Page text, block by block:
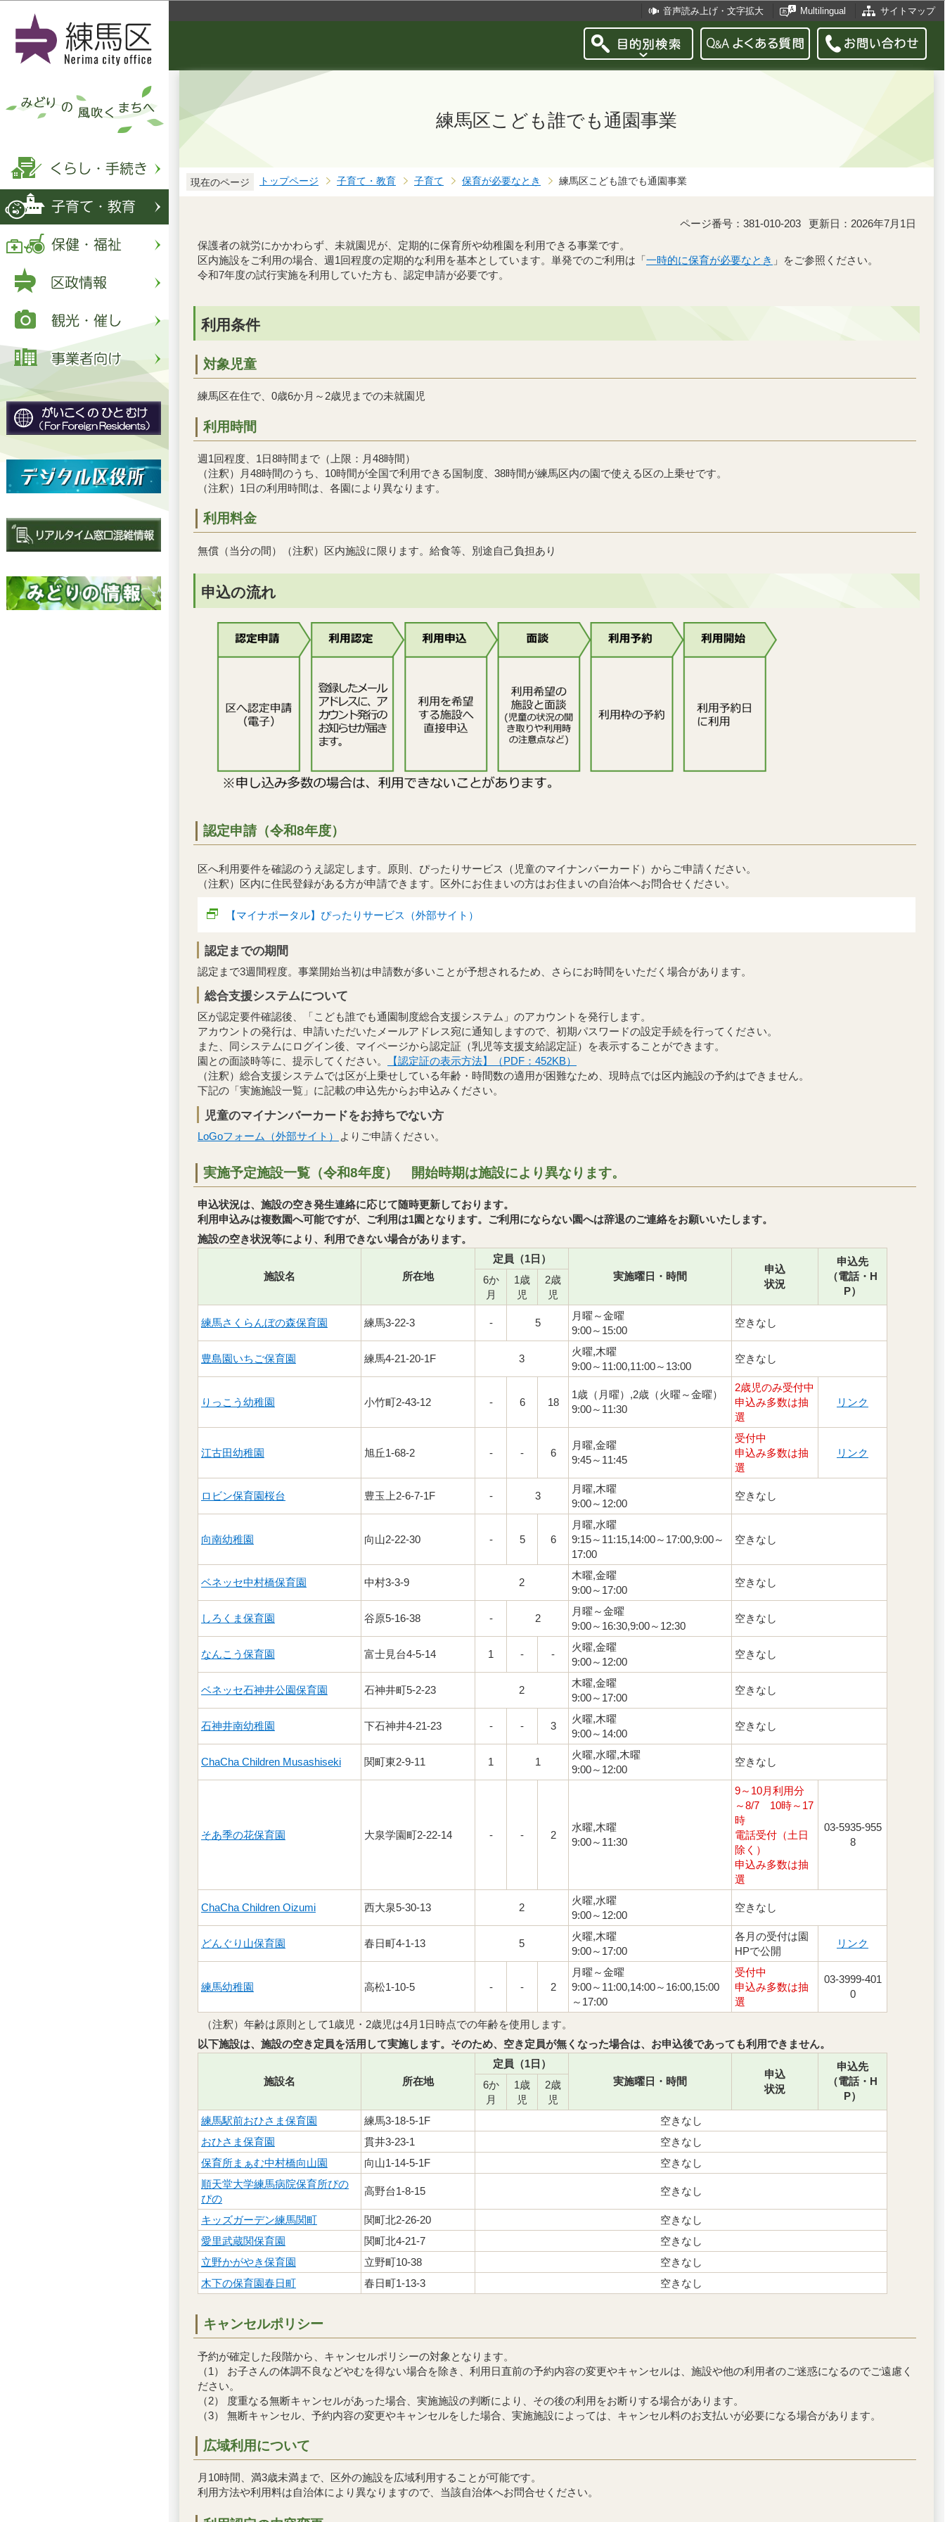
音声読み上げ・文字拡大 Multilingual サイトマップ
練馬区こども誰でも通園事業
現在のページ トップページ 子育て・教育 子育て 保育が必要なとき 練馬区こども誰でも通園事業
ページ番号：381-010-203
更新日：2026年7月1日
保護者の就労にかかわらず、未就園児が、定期的に保育所や幼稚園を利用できる事業です。
区内施設をご利用の場合、週1回程度の定期的な利用を基本としています。単発でのご利用は「一時的に保育が必要なとき 」をご参照ください。
令和7年度の試行実施を利用していた方も、認定申請が必要です。
利用条件
対象児童
練馬区在住で、0歳6か月～2歳児までの未就園児
利用時間
週1回程度、1日8時間まで（上限：月48時間）
（注釈）月48時間のうち、10時間が全国で利用できる国制度、38時間が練馬区内の園で使える区の上乗せです。
（注釈）1日の利用時間は、各園により異なります。
利用料金
無償（当分の間）（注釈）区内施設に限ります。給食等、別途自己負担あり
申込の流れ
認定申請（令和8年度）
区へ利用要件を確認のうえ認定します。原則、ぴったりサービス（児童のマイナンバーカード）からご申請ください。
（注釈）区内に住民登録がある方が申請できます。区外にお住まいの方はお住まいの自治体へお問合せください。
【マイナポータル】ぴったりサービス（外部サイト）
認定までの期間
認定まで3週間程度。事業開始当初は申請数が多いことが予想されるため、さらにお時間をいただく場合があります。
総合支援システムについて
区が認定要件確認後、「こども誰でも通園制度総合支援システム」のアカウントを発行します。
アカウントの発行は、申請いただいたメールアドレス宛に通知しますので、初期パスワードの設定手続を行ってください。
また、同システムにログイン後、マイページから認定証（乳児等支援支給認定証）を表示することができます。
園との面談時等に、提示してください。
【認定証の表示方法】（PDF：452KB）
（注釈）総合支援システムでは区が上乗せしている年齢・時間数の適用が困難なため、現時点では区内施設の予約はできません。
下記の「実施施設一覧」に記載の申込先からお申込みください。
児童のマイナンバーカードをお持ちでない方
LoGoフォーム（外部サイト） よりご申請ください。
実施予定施設一覧（令和8年度） 開始時期は施設により異なります。
申込状況は、施設の空き発生連絡に応じて随時更新しております。
利用申込みは複数園へ可能ですが、ご利用は1園となります。ご利用にならない園へは辞退のご連絡をお願いいたします。
施設の空き状況等により、利用できない場合があります。
施設名 所在地
定員（1日）
実施曜日・時間
申込
状況
申込先
（電話・H
P）
6か
月
1歳
児
2歳
児
練馬さくらんぼの森保育園 練馬3-22-3 - 5
月曜～金曜
9:00～15:00
空きなし
豊島園いちご保育園 練馬4-21-20-1F 3
火曜,木曜
9:00～11:00,11:00～13:00
空きなし
りっこう幼稚園 小竹町2-43-12 - 6 18
1歳（月曜）,2歳（火曜～金曜）
9:00～11:30
2歳児のみ受付中
申込み多数は抽
選
リンク
江古田幼稚園 旭丘1-68-2 - - 6
月曜,金曜
9:45～11:45
受付中
申込み多数は抽
選
リンク
ロビン保育園桜台 豊玉上2-6-7-1F - 3
月曜,木曜
9:00～12:00
空きなし
向南幼稚園 向山2-22-30 - 5 6
月曜,水曜
9:15～11:15,14:00～17:00,9:00～
17:00
空きなし
ベネッセ中村橋保育園 中村3-3-9 2
木曜,金曜
9:00～17:00
空きなし
しろくま保育園 谷原5-16-38 - 2
月曜～金曜
9:00～16:30,9:00～12:30
空きなし
なんこう保育園 富士見台4-5-14 1 - -
火曜,金曜
9:00～12:00
空きなし
ベネッセ石神井公園保育園 石神井町5-2-23 2
木曜,金曜
9:00～17:00
空きなし
石神井南幼稚園 下石神井4-21-23 - - 3
火曜,木曜
9:00～14:00
空きなし
ChaCha Children Musashiseki 関町東2-9-11 1 1
火曜,水曜,木曜
9:00～12:00
空きなし
そあ季の花保育園 大泉学園町2-22-14 - - 2
水曜,木曜
9:00～11:30
9～10月利用分
～8/7 10時～17
時
電話受付（土日
除く）
申込み多数は抽
選
03-5935-955
8
ChaCha Children Oizumi 西大泉5-30-13 2
火曜,水曜
9:00～12:00
空きなし
どんぐり山保育園 春日町4-1-13 5
火曜,木曜
9:00～17:00
各月の受付は園
HPで公開
リンク
練馬幼稚園 高松1-10-5 - - 2
月曜～金曜
9:00～11:00,14:00～16:00,15:00
～17:00
受付中
申込み多数は抽
選
03-3999-401
0
（注釈）年齢は原則として1歳児・2歳児は4月1日時点での年齢を使用します。
以下施設は、施設の空き定員を活用して実施します。そのため、空き定員が無くなった場合は、お申込後であっても利用できません。
施設名 所在地
定員（1日）
実施曜日・時間
申込
状況
申込先
（電話・H
P）
6か
月
1歳
児
2歳
児
練馬駅前おひさま保育園
練馬3-18-5-1F
空きなし
おひさま保育園
貫井3-23-1
空きなし
保育所まぁむ中村橋向山園
向山1-14-5-1F
空きなし
順天堂大学練馬病院保育所ぴの
ぴの
高野台1-8-15 空きなし
キッズガーデン練馬関町 関町北2-26-20
空きなし
愛里武蔵関保育園
関町北4-21-7
空きなし
立野かがやき保育園
立野町10-38
空きなし
木下の保育園春日町
春日町1-13-3 空きなし
キャンセルポリシー
予約が確定した段階から、キャンセルポリシーの対象となります。
（1） お子さんの体調不良などやむを得ない場合を除き、利用日直前の予約内容の変更やキャンセルは、施設や他の利用者のご迷惑になるのでご遠慮く
ださい。
（2） 度重なる無断キャンセルがあった場合、実施施設の判断により、その後の利用をお断りする場合があります。
（3） 無断キャンセル、予約内容の変更やキャンセルをした場合、実施施設によっては、キャンセル料のお支払いが必要になる場合があります。
広域利用について
月10時間、満3歳未満まで、区外の施設を広域利用することが可能です。
利用方法や利用料は自治体により異なりますので、当該自治体へお問合せください。